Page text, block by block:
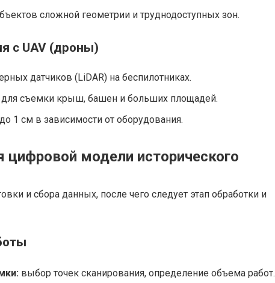
сложной геометрии и труднодоступных зон.
с UAV (дроны)
датчиков (LiDAR) на беспилотниках.
для съемки крыш, башен и больших площадей.
1 см в зависимости от оборудования.
цифровой модели исторического
и сбора данных, после чего следует этап обработки и
выбор точек сканирования, определение объема работ.